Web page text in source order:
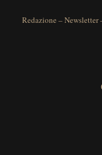
Redazione –Newsletter